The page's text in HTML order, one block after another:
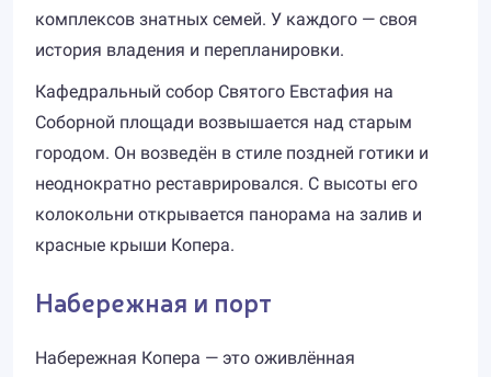
комплексов знатных семей. У каждого — своя
история владения и перепланировки.
Кафедральный собор Святого Евстафия на
Соборной площади возвышается над старым
городом. Он возведён в стиле поздней готики и
неоднократно реставрировался. С высоты его
колокольни открывается панорама на залив и
красные крыши Копера.
Набережная и порт
Набережная Копера — это оживлённая